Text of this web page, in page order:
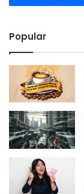
Popular